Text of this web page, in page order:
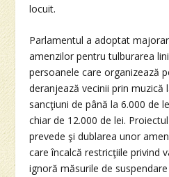
locuit.
Parlamentul a adoptat
amenzilor pentru tulburarea
persoanele care organizează
deranjează vecinii prin muzică
sancţiuni de până la 6.000 de
chiar de 12.000 de lei.
prevede şi dublarea unor
care încalcă restricţiile privind
ignoră măsurile de